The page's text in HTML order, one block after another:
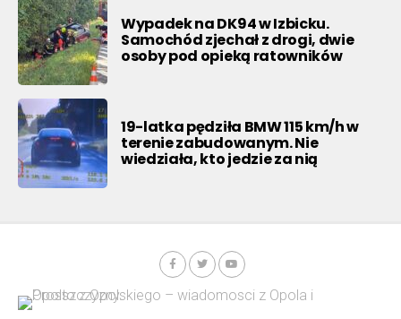
Wypadek na DK94 w Izbicku.
Samochód zjechał z drogi, dwie
osoby pod opieką ratowników
19-latka pędziła BMW 115 km/h w
terenie zabudowanym. Nie
wiedziała, kto jedzie za nią